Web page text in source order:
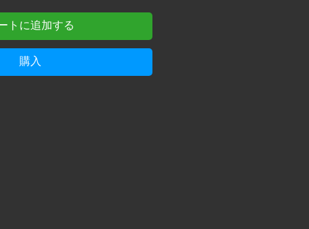
トに追加する
購入